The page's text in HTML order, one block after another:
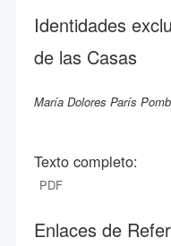
Identidades
de las Casas
María Dolores París
Texto completo:
PDF
Enlaces de